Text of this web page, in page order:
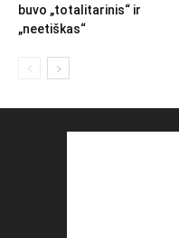
buvo „totalitarinis“ ir
„neetiškas“